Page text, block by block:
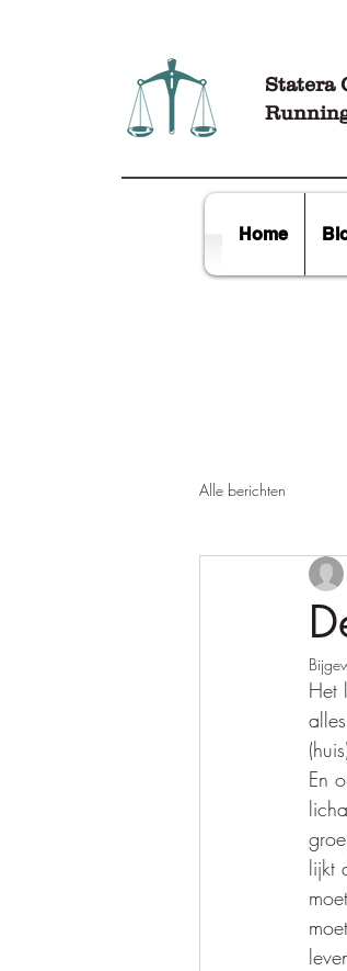
Statera
Home
Alle berichten
Het
En
lijkt